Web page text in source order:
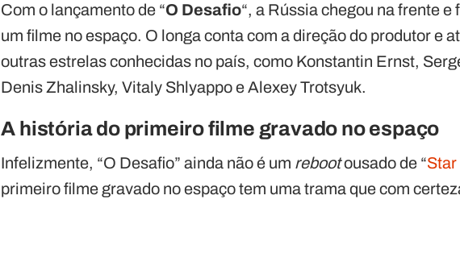
Com o lançamento de “O Desafio“, a Rússia chegou na frente
um filme no espaço. O longa conta com a direção do produtor e
outras estrelas conhecidas no país, como Konstantin Ernst,
Denis Zhalinsky, Vitaly Shlyappo e Alexey Trotsyuk.
A história do primeiro filme gravado no espaço
Infelizmente, “O Desafio” ainda não é um rebootousado de “Star
primeiro filme gravado no espaço tem uma trama que com